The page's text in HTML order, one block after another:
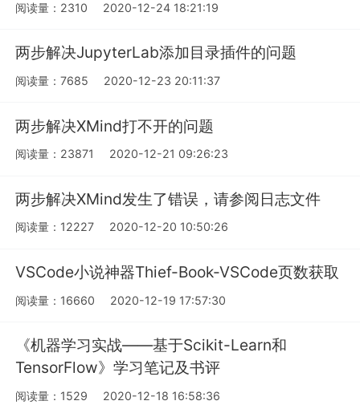
阅读量：2310 2020-12-24 18:21:19
两步解决JupyterLab添加目录插件的问题
阅读量：7685 2020-12-23 20:11:37
两步解决XMind打不开的问题
阅读量：23871 2020-12-21 09:26:23
两步解决XMind发生了错误，请参阅日志文件
阅读量：12227 2020-12-20 10:50:26
VSCode小说神器Thief-Book-VSCode页数获取
阅读量：16660 2020-12-19 17:57:30
《机器学习实战——基于Scikit-Learn和
TensorFlow》学习笔记及书评
阅读量：1529 2020-12-18 16:58:36